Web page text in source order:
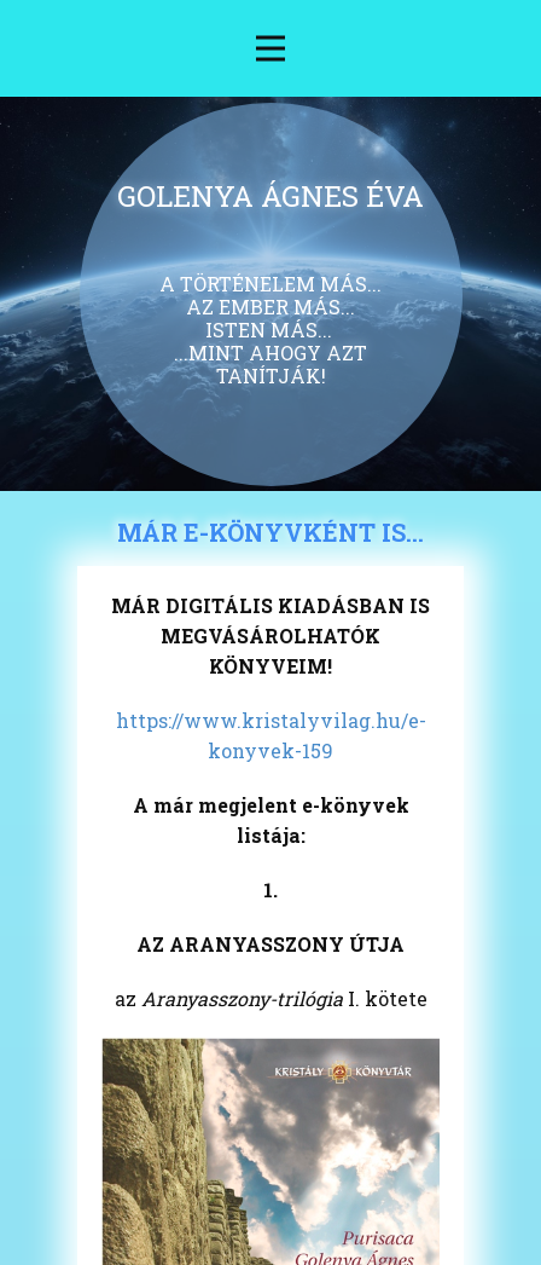
GOLENYA ÁGNES ÉVA
A TÖRTÉNELEM MÁS...
AZ EMBER MÁS...
ISTEN MÁS...
...MINT AHOGY AZT
TANÍTJÁK!
MÁR E-KÖNYVKÉNT IS…
MÁR DIGITÁLIS KIADÁSBAN IS
MEGVÁSÁROLHATÓK
KÖNYVEIM!
https://www.kristalyvilag.hu/e-
konyvek-159
A már megjelent e-könyvek
listája:
1.
AZ ARANYASSZONY ÚTJA
az Aranyasszony-trilógiaI. kötete